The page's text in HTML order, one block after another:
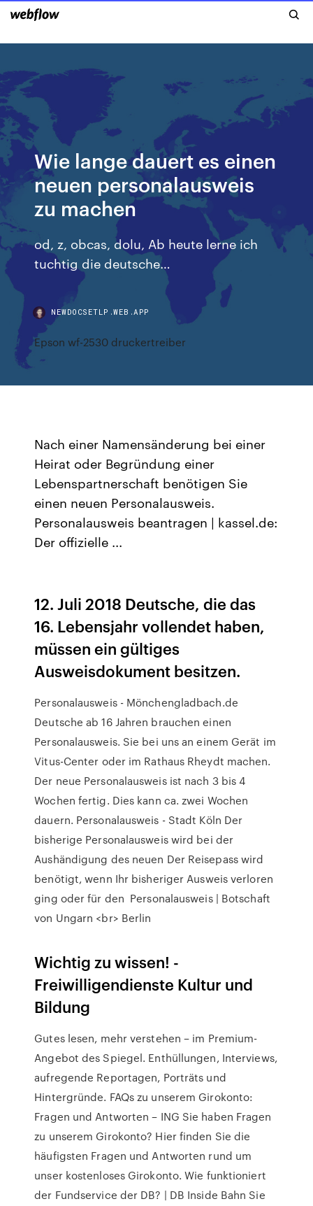
Wie lange dauert es einen
neuen personalausweis
zu machen
od, z, obcas, dolu, Ab heute lerne ich
tuchtig die deutsche…
NEWDOCSETLP.WEB.APP
Epson wf-2530 druckertreiber
Nach einer Namensänderung bei einer
Heirat oder Begründung einer
Lebenspartnerschaft benötigen Sie
einen neuen Personalausweis.
Personalausweis beantragen | kassel.de:
Der offizielle ...
12. Juli 2018 Deutsche, die das
16. Lebensjahr vollendet haben,
müssen ein gültiges
Ausweisdokument besitzen.
Personalausweis - Mönchengladbach.de
Deutsche ab 16 Jahren brauchen einen
Personalausweis. Sie bei uns an einem Gerät im
Vitus-Center oder im Rathaus Rheydt machen.
Der neue Personalausweis ist nach 3 bis 4
Wochen fertig. Dies kann ca. zwei Wochen
dauern. Personalausweis - Stadt Köln Der
bisherige Personalausweis wird bei der
Aushändigung des neuen Der Reisepass wird
benötigt, wenn Ihr bisheriger Ausweis verloren
ging oder für den Personalausweis | Botschaft
von Ungarn <br> Berlin
Wichtig zu wissen! -
Freiwilligendienste Kultur und
Bildung
Gutes lesen, mehr verstehen – im Premium-
Angebot des Spiegel. Enthüllungen, Interviews,
aufregende Reportagen, Porträts und
Hintergründe. FAQs zu unserem Girokonto:
Fragen und Antworten – ING Sie haben Fragen
zu unserem Girokonto? Hier finden Sie die
häufigsten Fragen und Antworten rund um
unser kostenloses Girokonto. Wie funktioniert
der Fundservice der DB? | DB Inside Bahn Sie